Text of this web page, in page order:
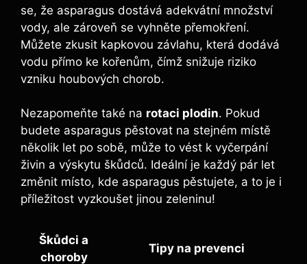
se, že asparagus dostává adekvátní množství
vody, ale zároveň se vyhněte přemokření.
Můžete zkusit kapkovou závlahu, která dodává
vodu přímo ke kořenům, čímž snižuje riziko
vzniku houbových chorob.
Nezapomeňte také na rotaci plodin. Pokud
budete asparagus pěstovat na stejném místě
několik let po sobě, může to vést k vyčerpání
živin a výskytu škůdců. Ideální je každý pár let
změnit místo, kde asparagus pěstujete, a to je i
příležitost vyzkoušet jinou zeleninu!
Škůdci a
choroby
Tipy na prevenci